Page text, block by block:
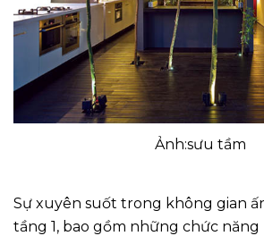
Ảnh:sưu tầm
Sự xuyên suốt trong không gian
tầng 1, bao gồm những chức